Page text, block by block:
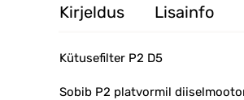
Kirjeldus Lisainfo
Kütusefilter P2 D5
Sobib P2 platvormil